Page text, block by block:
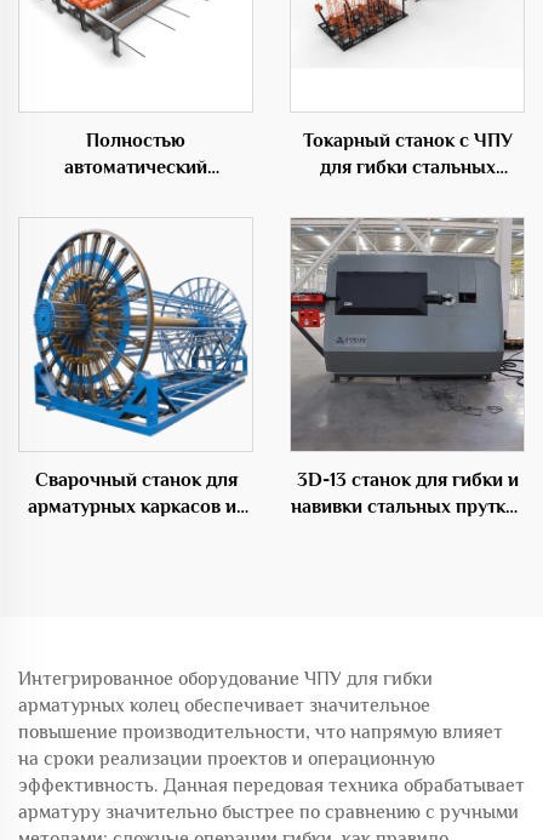
Полностью
автоматический
гибки 50C
Токарный станок с ЧПУ
для гибки стальных
строительства
Сварочный станок для
арматурных каркасов из
3D-13 станок для гибки и
навивки стальных прутков
Интегрированное оборудование ЧПУ для гибки
арматурных колец обеспечивает значительное
повышение производительности, что напрямую влияет
на сроки реализации проектов и операционную
эффективность. Данная передовая техника обрабатывает
арматуру значительно быстрее по сравнению с ручными